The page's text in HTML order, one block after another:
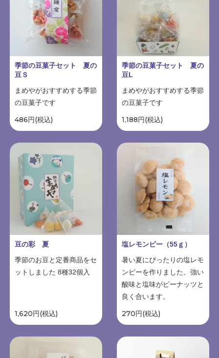
季節の豆菓子セット 夏の
豆Ｓ
まめやがおすすめする季節
の豆菓子です
486円(税込)
季節の豆菓子セット 夏の
豆L
まめやがおすすめする季節
の豆菓子です
1,188円(税込)
豆の彩 夏
季節のお豆と定番商品をセ
ットしました 8種32個入
1,620円(税込)
塩レモンピー（55ｇ）
暑い夏にぴったりの塩レモ
ンピーを作りました。強い
酸味と塩味がピーナッツと
良く合います。
270円(税込)